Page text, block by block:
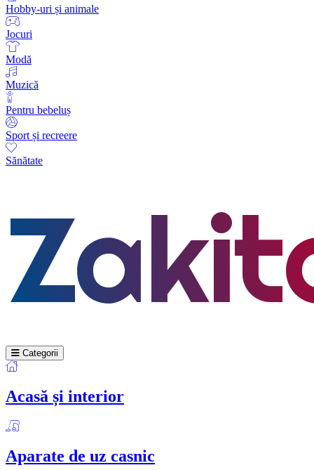
Hobby-uri și animale
Jocuri
Modă
Muzică
Pentru bebeluș
Sport și recreere
Sănătate
Categorii
Acasă și interior
Aparate de uz casnic